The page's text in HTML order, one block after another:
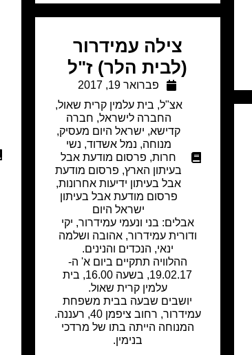
צילה עמידרור
(לבית הלר) ז"ל
פברואר 19, 2017
אצ"ל, בית עלמין קרית שאול,
החברה לישראל, חברה
קדישא, ישראל היום מעסיק,
מנוחה, נמל אשדוד, נשי
חרות, פרסום מודעת אבל
בעיתון הארץ, פרסום מודעת
אבל בעיתון ידיעות אחרונות,
פרסום מודעת אבל בעיתון
ישראל היום
אבלים: בני ונעמי עמידרור, יקי
ודורית עמידרור, אהובה ושלמה
ינאי, הנכדים והנינים.
ההלוויה תתקיים ביום א' ה-
19.02.17, בשעה 16.00, בית
עלמין קרית שאול.
יושבים שבעה בבית משפחת
עמידרור, רחוב ציפמן 40, רעננה.
המנוחה הייתה בתו של מרדכי
בנימין.